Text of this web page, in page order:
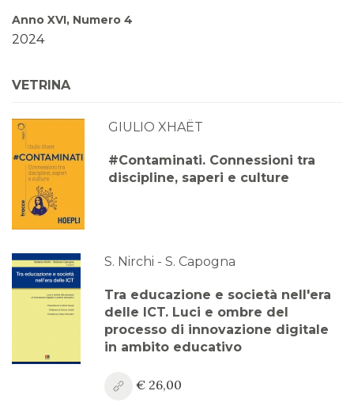
Anno XVI, Numero 4
2024
2024
Anno XVI, Numero 2
2024
Anno XVI, Numero 1
2024
2023
Anno XV, Numero 3
Anno XV, Numero 2
2023
Anno XV, Numero 1
VETRINA
GIULIO XHAËT
#Contaminati. Connessioni tra
discipline, saperi e culture
S. Nirchi - S. Capogna
Tra educazione e società nell'era
delle ICT. Luci e ombre del
processo di innovazione digitale
in ambito educativo
€ 26,00